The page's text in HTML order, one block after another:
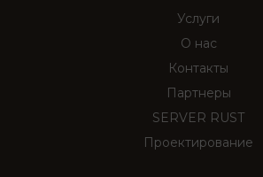
Услуги
О нас
Контакты
Партнеры
SERVER RUST
Проектирование